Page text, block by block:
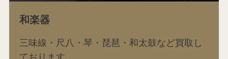
和楽器
三味線・尺八・琴・琵琶・和太鼓など買取し
ております。